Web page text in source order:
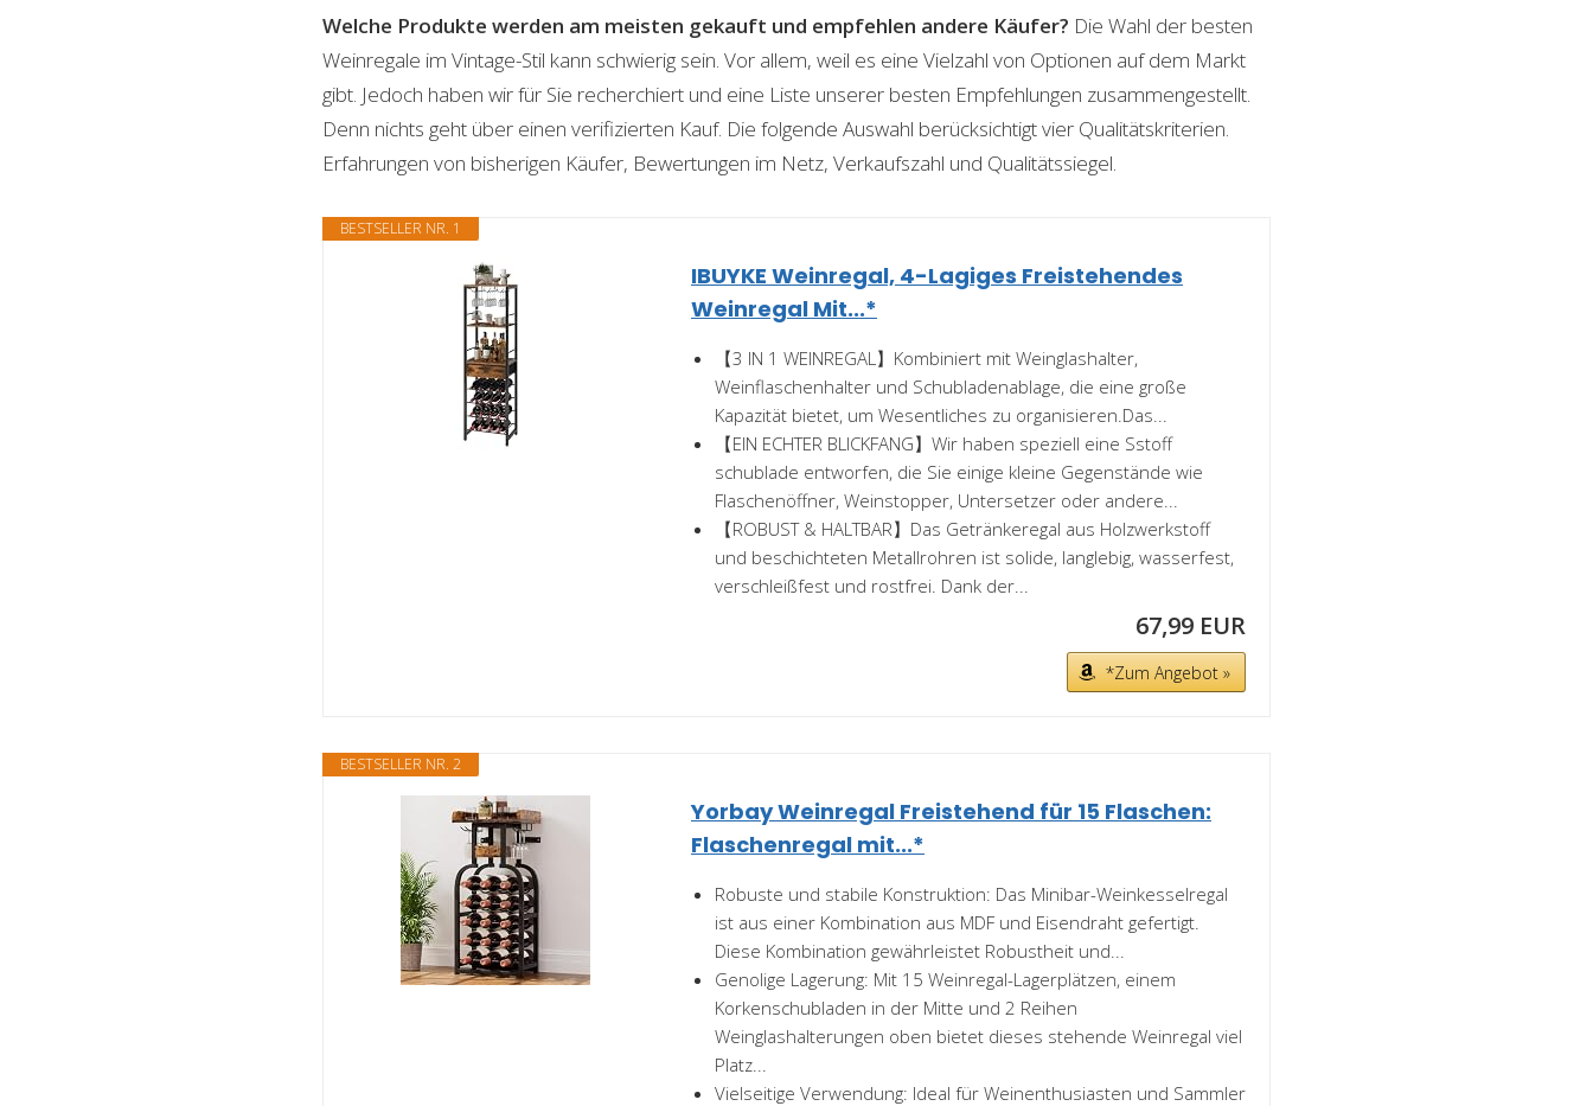
Welche Produkte werden am meisten gekauft und empfehlen andere Käufer? Die Wahl der besten
Weinregale im Vintage-Stil kann schwierig sein. Vor allem, weil es eine Vielzahl von Optionen auf dem Markt
gibt. Jedoch haben wir für Sie recherchiert und eine Liste unserer besten Empfehlungen zusammengestellt.
Denn nichts geht über einen verifizierten Kauf. Die folgende Auswahl berücksichtigt vier Qualitätskriterien.
Erfahrungen von bisherigen Käufer, Bewertungen im Netz, Verkaufszahl und Qualitätssiegel.
BESTSELLER NR. 1
IBUYKE Weinregal, 4-Lagiges Freistehendes
Weinregal Mit...*
【3 IN 1 WEINREGAL】Kombiniert mit Weinglashalter,
Weinflaschenhalter und Schubladenablage, die eine große
Kapazität bietet, um Wesentliches zu organisieren.Das...
【EIN ECHTER BLICKFANG】Wir haben speziell eine Sstoff
schublade entworfen, die Sie einige kleine Gegenstände wie
Flaschenöffner, Weinstopper, Untersetzer oder andere...
【ROBUST & HALTBAR】Das Getränkeregal aus Holzwerkstoff
und beschichteten Metallrohren ist solide, langlebig, wasserfest,
verschleißfest und rostfrei. Dank der...
67,99 EUR
*Zum Angebot »
BESTSELLER NR. 2
Yorbay Weinregal Freistehend für 15 Flaschen:
Flaschenregal mit...*
Robuste und stabile Konstruktion: Das Minibar-Weinkesselregal
ist aus einer Kombination aus MDF und Eisendraht gefertigt.
Diese Kombination gewährleistet Robustheit und...
Genolige Lagerung: Mit 15 Weinregal-Lagerplätzen, einem
Korkenschubladen in der Mitte und 2 Reihen
Weinglashalterungen oben bietet dieses stehende Weinregal viel
Platz...
Vielseitige Verwendung: Ideal für Weinenthusiasten und Sammler